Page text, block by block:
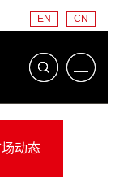
CN
EN
动态